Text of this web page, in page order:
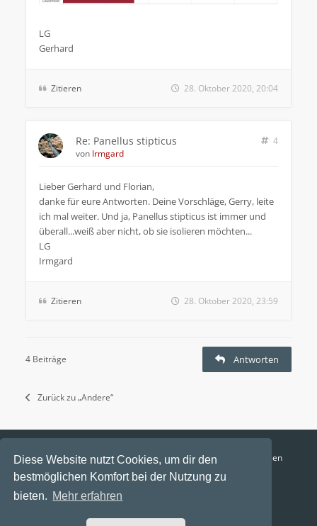
Diese Website nutzt Cookies, um dir den
bestmöglichen Komfort bei der Nutzung zu
bieten. Mehr erfahren
LG
Gerhard
Zitieren 28. Oktober 2020, 20:04
Re: Panellus stipticus
4
von Irmgard
Lieber Gerhard und Florian,
danke für eure Antworten. Deine Vorschläge, Gerry, leite
ich mal weiter. Und ja, Panellus stipticus ist immer und
überall...weiß aber nicht, ob sie isolieren möchten...
LG
Irmgard
Zitieren 28. Oktober 2020, 23:59
4 Beiträge Antworten
Zurück zu „Andere“
Funga Austria FAQ Datenschutz
Nutzungsbedingungen
Alle Zeiten sind UTC+02:00
Aktuelle Zeit: 8. August 2026, 21:52
Powered byphpBB® Forum Software © phpBB Limited